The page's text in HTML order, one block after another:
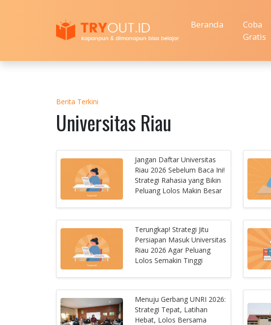
Beranda
Coba
Gratis
Berita Terkini
Universitas Riau
Jangan Daftar Universitas
Riau 2026 Sebelum Baca Ini!
Strategi Rahasia yang Bikin
Peluang Lolos Makin Besar
Terungkap! Strategi Jitu
Persiapan Masuk Universitas
Riau 2026 Agar Peluang
Lolos Semakin Tinggi
Menuju Gerbang UNRI 2026:
Strategi Tepat, Latihan
Hebat, Lolos Bersama